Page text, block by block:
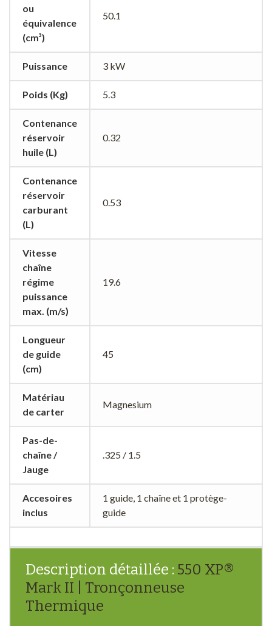
ou
équivalence
(cm³)
50.1
Puissance 3 kW
Poids (Kg) 5.3
Contenance
réservoir
huile (L)
0.32
Contenance
réservoir
carburant
(L)
0.53
Vitesse
chaîne
régime
puissance
max. (m/s)
19.6
Longueur
de guide
(cm)
45
Matériau
de carter
Magnesium
Pas-de-
chaîne /
Jauge
.325 / 1.5
Accesoires
inclus
1 guide, 1 chaîne et 1 protège-
guide
Description détaillée : 550 XP®
Mark II | Tronçonneuse
Thermique